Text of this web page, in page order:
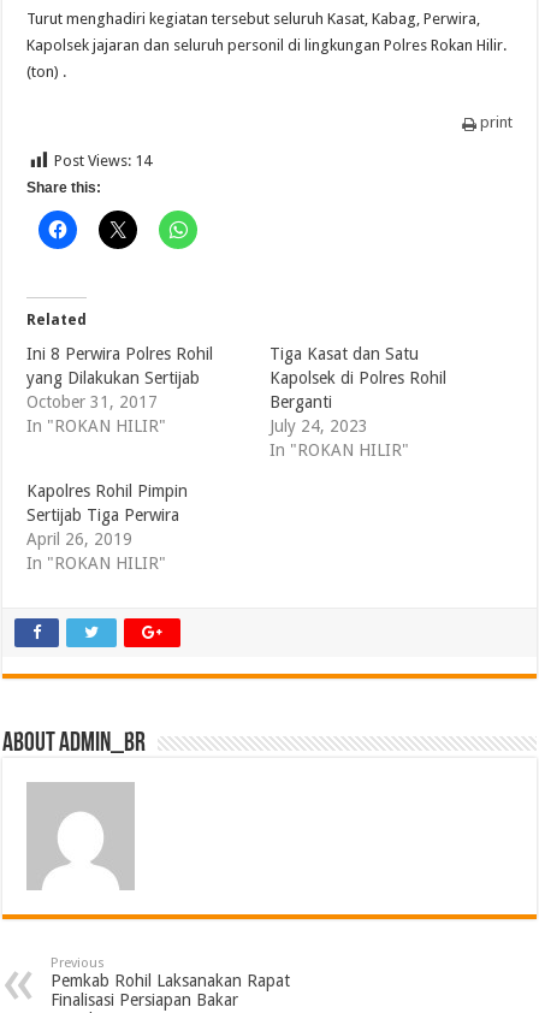
Turut menghadiri kegiatan tersebut seluruh Kasat, Kabag, Perwira,
Kapolsek jajaran dan seluruh personil di lingkungan Polres Rokan Hilir.
(ton) .
print
Post Views: 14
Share this:
Related
Ini 8 Perwira Polres Rohil
yang Dilakukan Sertijab
October 31, 2017
In "ROKAN HILIR"
Tiga Kasat dan Satu
Kapolsek di Polres Rohil
Berganti
July 24, 2023
In "ROKAN HILIR"
Kapolres Rohil Pimpin
Sertijab Tiga Perwira
April 26, 2019
In "ROKAN HILIR"
About admin_br
Previous
Pemkab Rohil Laksanakan Rapat
Finalisasi Persiapan Bakar